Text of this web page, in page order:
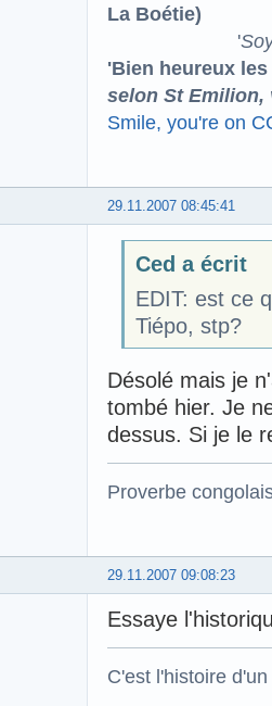
La Boétie)
'
'Bien heureux
selon St Emilion,
Smile, you're on
29.11.2007 08:45:41
Ced a écrit
EDIT: est ce
Tiépo, stp?
Désolé mais je
tombé hier. Je
dessus. Si je le
Proverbe
29.11.2007 09:08:23
Essaye
C'est l'histoire